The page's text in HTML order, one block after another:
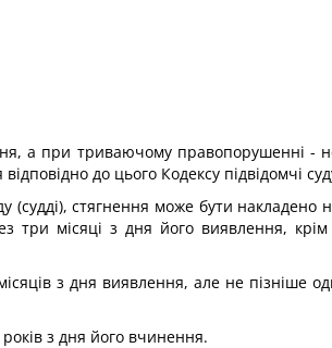
а при триваючому правопорушенні -
до цього Кодексу підвідомчі
(судді), стягнення може бути накладено
три місяці з дня його виявлення,
з дня виявлення, але не пізніше
з дня його вчинення.